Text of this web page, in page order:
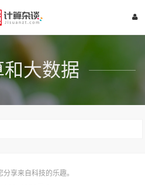
大数据
享来自科技的乐趣。